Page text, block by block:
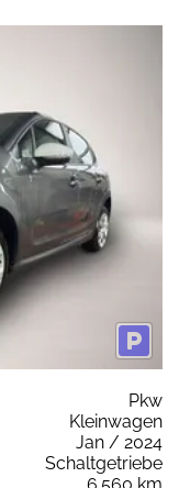
Pkw
Kleinwagen
Jan / 2024
Schaltgetriebe